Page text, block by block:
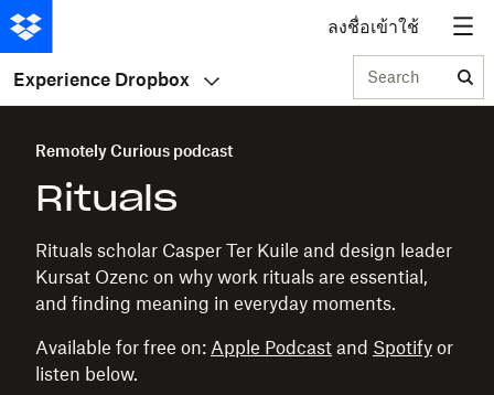
ลงชื่อเข้าใช้
Experience Dropbox Search
Remotely Curious podcast
Rituals
Rituals scholar Casper Ter Kuile and design leader
Kursat Ozenc on why work rituals are essential,
and finding meaning in everyday moments.
Available for free on: Apple Podcast and Spotify or
listen below.